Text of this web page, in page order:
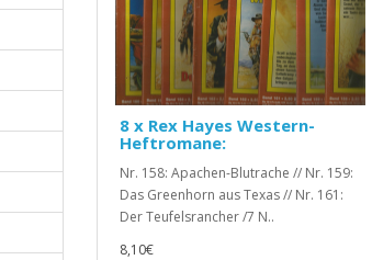
8 x Rex Hayes Western-
Heftromane:
Nr. 158: Apachen-Blutrache // Nr. 159:
Das Greenhorn aus Texas // Nr. 161:
Der Teufelsrancher /7 N..
8,10€